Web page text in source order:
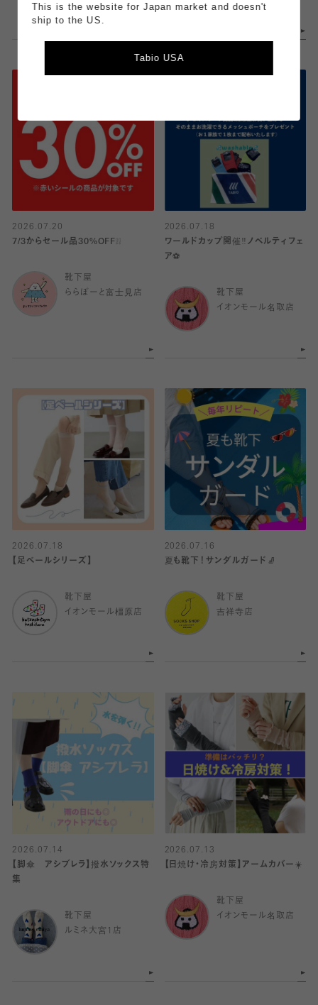
2026.07.20
7/3からセール品30%OFF❕❕
靴下屋
ららぽーと富士見店
2026.07.18
ワールドカップ開催‼️ノベルティフェ
ア⚽️
靴下屋
イオンモール名取店
2026.07.18
【足ベールシリーズ】
靴下屋
イオンモール橿原店
2026.07.16
夏も靴下！サンダルガード🧦
靴下屋
吉祥寺店
2026.07.14
【脚傘 アシブレラ】撥水ソックス特
集
靴下屋
ルミネ大宮1店
2026.07.13
【日焼け・冷房対策】アームカバー☀️
靴下屋
イオンモール名取店
This is the website for Japan market and doesn't
ship to the US.
Tabio USA